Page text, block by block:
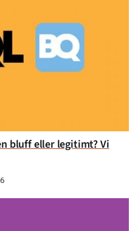
bluff eller legitimt? Vi